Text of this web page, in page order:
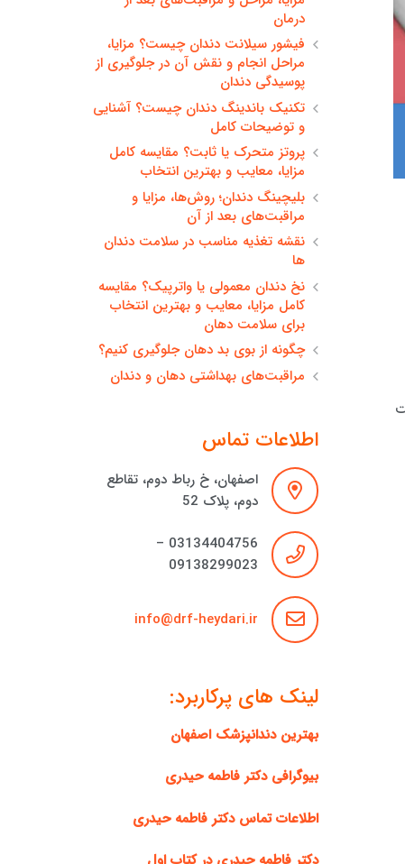
درمان
فیشور سیلانت دندان چیست؟ مزایا،
مراحل انجام و نقش آن در جلوگیری از
پوسیدگی دندان
تکنیک باندینگ دندان چیست؟ آشنایی
و توضیحات کامل
پروتز متحرک یا ثابت؟ مقایسه کامل
مزایا، معایب و بهترین انتخاب
بلیچینگ دندان؛ روش‌ها، مزایا و
مراقبت‌های بعد از آن
نقشه تغذیه مناسب در سلامت دندان
ها
نخ دندان معمولی یا واترپیک؟ مقایسه
کامل مزایا، معایب و بهترین انتخاب
برای سلامت دهان
چگونه از بوی بد دهان جلوگیری کنیم؟
مراقبت‌های بهداشتی دهان و دندان
اطلاعات تماس
اصفهان، خ رباط دوم، تقاطع
دوم، پلاک 52
03134404756 –
09138299023
info@drf-heydari.ir
لینک های پرکاربرد:
بهترین دندانپزشک اصفهان
بیوگرافی دکتر فاطمه حیدری
اطلاعات تماس دکتر فاطمه حیدری